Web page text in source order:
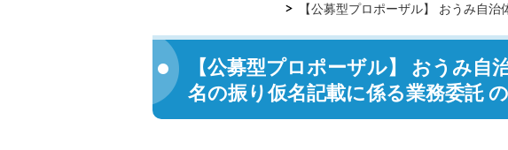
【公募型プロポーザル】 おうみ自
【公募型プロポーザル】 おうみ自
名の振り仮名記載に係る業務委託